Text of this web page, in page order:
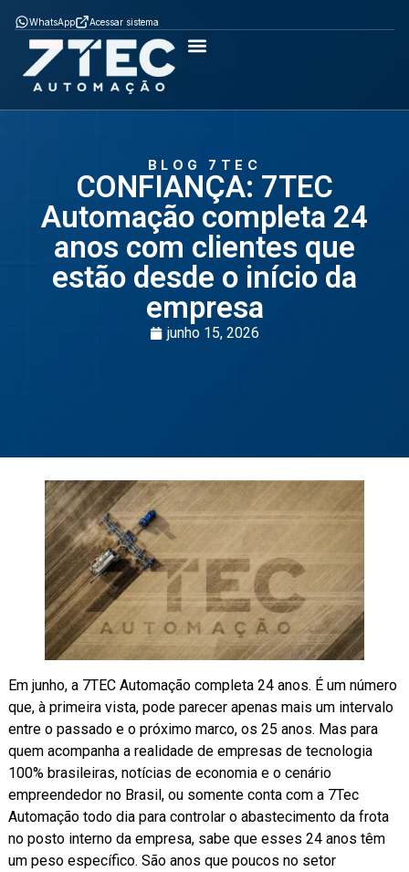
WhatsApp Acessar sistema
BLOG 7TEC
CONFIANÇA: 7TEC
Automação completa 24
anos com clientes que
estão desde o início da
empresa
junho 15, 2026
Em junho, a 7TEC Automação completa 24 anos. É um número
que, à primeira vista, pode parecer apenas mais um intervalo
entre o passado e o próximo marco, os 25 anos. Mas para
quem acompanha a realidade de empresas de tecnologia
100% brasileiras, notícias de economia e o cenário
empreendedor no Brasil, ou somente conta com a 7Tec
Automação todo dia para controlar o abastecimento da frota
no posto interno da empresa, sabe que esses 24 anos têm
um peso específico. São anos que poucos no setor